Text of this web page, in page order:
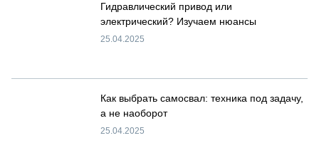
Гидравлический привод или
электрический? Изучаем нюансы
25.04.2025
Как выбрать самосвал: техника под задачу,
а не наоборот
25.04.2025